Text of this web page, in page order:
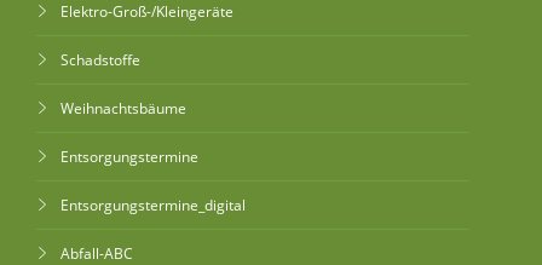
Elektro-Groß-/Kleingeräte
Schadstoffe
Weihnachtsbäume
Entsorgungstermine
Entsorgungstermine_digital
Abfall-ABC